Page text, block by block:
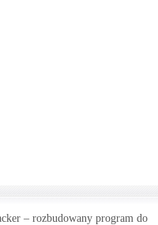
– rozbudowany program do